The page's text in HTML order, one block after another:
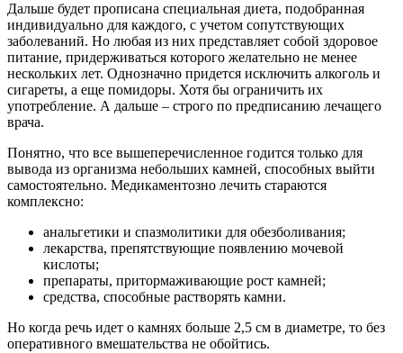
Дальше будет прописана специальная диета, подобранная
индивидуально для каждого, с учетом сопутствующих
заболеваний. Но любая из них представляет собой здоровое
питание, придерживаться которого желательно не менее
нескольких лет. Однозначно придется исключить алкоголь и
сигареты, а еще помидоры. Хотя бы ограничить их
употребление. А дальше – строго по предписанию лечащего
врача.
Понятно, что все вышеперечисленное годится только для
вывода из организма небольших камней, способных выйти
самостоятельно. Медикаментозно лечить стараются
комплексно:
анальгетики и спазмолитики для обезболивания;
лекарства, препятствующие появлению мочевой
кислоты;
препараты, притормаживающие рост камней;
средства, способные растворять камни.
Но когда речь идет о камнях больше 2,5 см в диаметре, то без
оперативного вмешательства не обойтись.